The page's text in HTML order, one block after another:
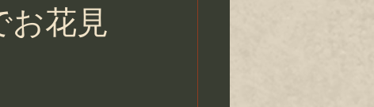
お花見